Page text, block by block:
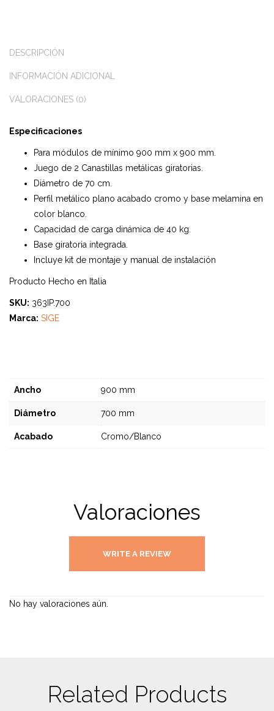
DESCRIPCIÓN
INFORMACIÓN ADICIONAL
VALORACIONES (0)
Especificaciones
Para módulos de mínimo 900 mm x 900 mm.
Juego de 2 Canastillas metálicas giratorias.
Diámetro de 70 cm.
Perfil metálico plano acabado cromo y base melamina en
color blanco.
Capacidad de carga dinámica de 40 kg.
Base giratoria integrada.
Incluye kit de montaje y manual de instalación
Producto Hecho en Italia
SKU: 363IP.700
Marca: SIGE
Ancho 900 mm
Diámetro 700 mm
Acabado Cromo/Blanco
Valoraciones
WRITE A REVIEW
No hay valoraciones aún.
Related Products